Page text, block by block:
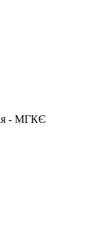
- МГКЄ